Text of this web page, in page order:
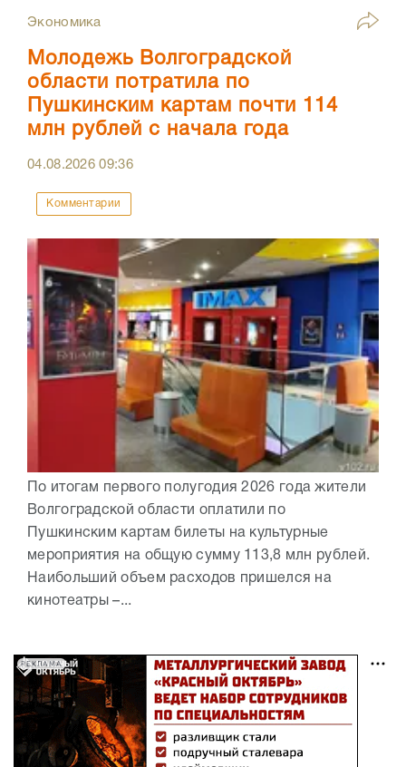
Экономика
Молодежь Волгоградской
области потратила по
Пушкинским картам почти 114
млн рублей с начала года
04.08.202609:36
Комментарии
По итогам первого полугодия 2026 года жители
Волгоградской области оплатили по
Пушкинским картам билеты на культурные
мероприятия на общую сумму 113,8 млн рублей.
Наибольший объем расходов пришелся на
кинотеатры –...
РЕКЛАМА